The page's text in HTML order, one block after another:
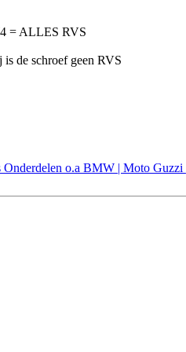
= ALLES RVS
de schroef geen RVS
o.a BMW | Moto